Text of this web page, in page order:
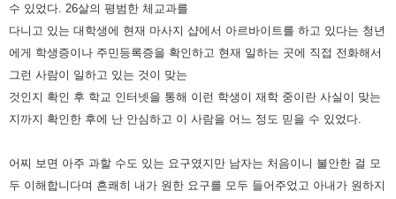
수 있었다. 26살의 평범한 체교과를
다니고 있는 대학생에 현재 마사지 샵에서 아르바이트를 하고 있다는 청년
에게 학생증이나 주민등록증을 확인하고 현재 일하는 곳에 직접 전화해서
그런 사람이 일하고 있는 것이 맞는
것인지 확인 후 학교 인터넷을 통해 이런 학생이 재학 중이란 사실이 맞는
지까지 확인한 후에 난 안심하고 이 사람을 어느 정도 믿을 수 있었다.
어찌 보면 아주 과할 수도 있는 요구였지만 남자는 처음이니 불안한 걸 모
두 이해합니다며 흔쾌히 내가 원한 요구를 모두 들어주었고 아내가 원하지